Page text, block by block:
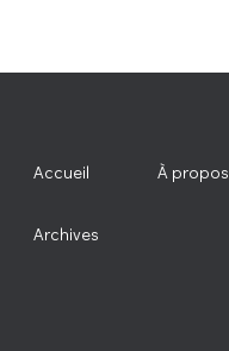
Accueil À propos
Archives